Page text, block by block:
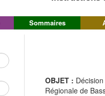
Sommaires
OBJET :
Régionale de